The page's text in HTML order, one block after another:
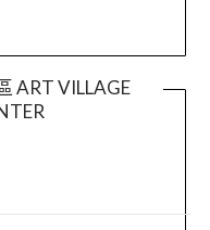
ART VILLAGE